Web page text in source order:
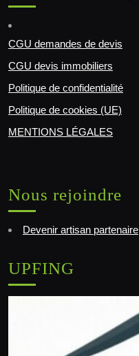
CGU demandes de devis
CGU devis immobiliers
Politique de confidentialité
Politique de cookies (UE)
MENTIONS LÉGALES
Nous rejoindre
Devenir artisan partenaire
UPFING